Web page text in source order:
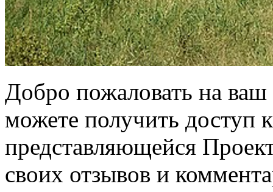
Добро пожаловать на
можете получить доступ
представляющейся
своих отзывов и